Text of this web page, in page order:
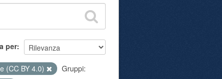
per
(CC BY 4.0)
Gruppi: